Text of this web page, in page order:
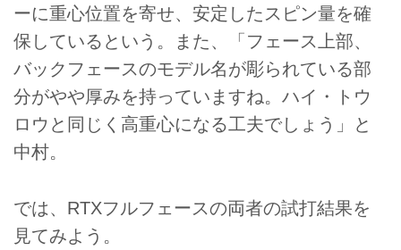
ーに重心位置を寄せ、安定したスピン量を確
保しているという。また、「フェース上部、
バックフェースのモデル名が彫られている部
分がやや厚みを持っていますね。ハイ・トウ
ロウと同じく高重心になる工夫でしょう」と
中村。
では、RTXフルフェースの両者の試打結果を
見てみよう。